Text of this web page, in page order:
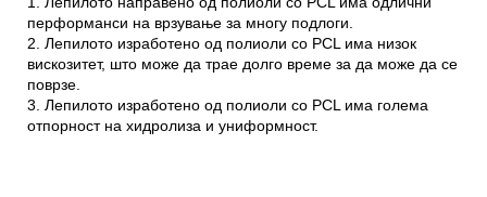
перформанси на врзување за многу подлоги.
2. Лепилото изработено од полиоли со PCL има низок
вискозитет, што може да трае долго време за да може да се
поврзе.
3. Лепилото изработено од полиоли со PCL има голема
отпорност на хидролиза и униформност.